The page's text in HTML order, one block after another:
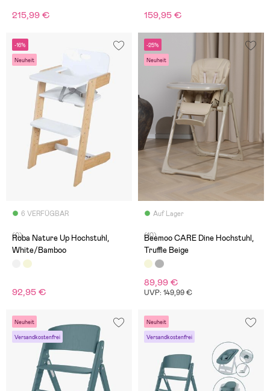
215,99 € 159,95 €
-16%
Neuheit
6 VERFÜGBAR
(0)
Roba Nature Up Hochstuhl,
White/Bamboo
92,95 €
-25%
Neuheit
Auf Lager
(10)
Beemoo CARE Dine Hochstuhl,
Truffle Beige
89,99 €
UVP: 149,99 €
Neuheit
Versandkostenfrei
Neuheit
Versandkostenfrei